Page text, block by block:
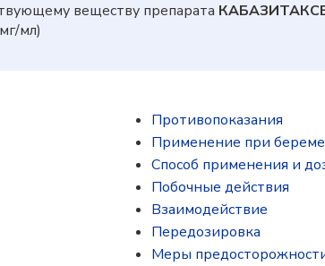
веществу препарата
мл)
Противопоказания
Применение при
Способ применения и
Побочные действия
Взаимодействие
Передозировка
Меры